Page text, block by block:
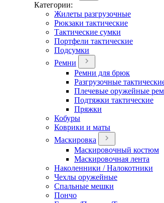
Категории:
Жилеты разгрузочные
Рюкзаки тактические
Тактические сумки
Портфели тактические
Подсумки
Ремни
Ремни для брюк
Разгрузочные
Плечевые оружейные
Подтяжки тактические
Пряжки
Кобуры
Коврики и маты
Маскировка
Маскировочный костюм
Маскировочная лента
Наколенники / Налокотники
Чехлы оружейные
Спальные мешки
Пончо